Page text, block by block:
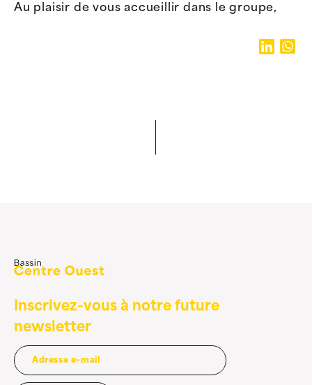
Au plaisir de vous accueillir dans le groupe,
Inscrivez-vous à notre future
newsletter